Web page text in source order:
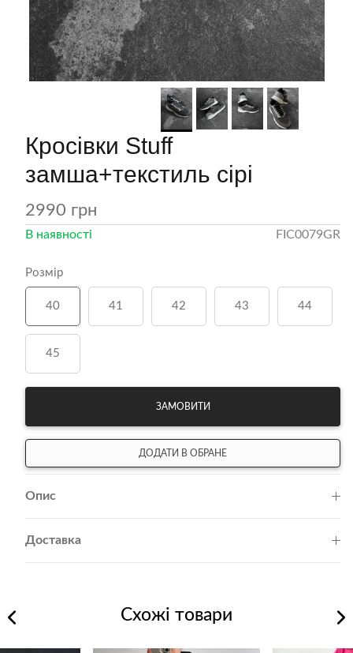
Чоловіча класична біла
сорочка
Кросівки Stuff
замша+текстиль сірі
2990 грн
В наявності FIC0079GR
Розмір
40 41 42 43 44
45
ЗАМОВИТИ
ДОДАТИ В ОБРАНЕ
Опис
Доставка
Схожі товари